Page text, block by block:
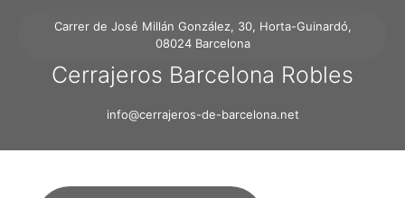
Carrer de José Millán González, 30, Horta-Guinardó,
08024 Barcelona
Cerrajeros Barcelona Robles
info@cerrajeros-de-barcelona.net